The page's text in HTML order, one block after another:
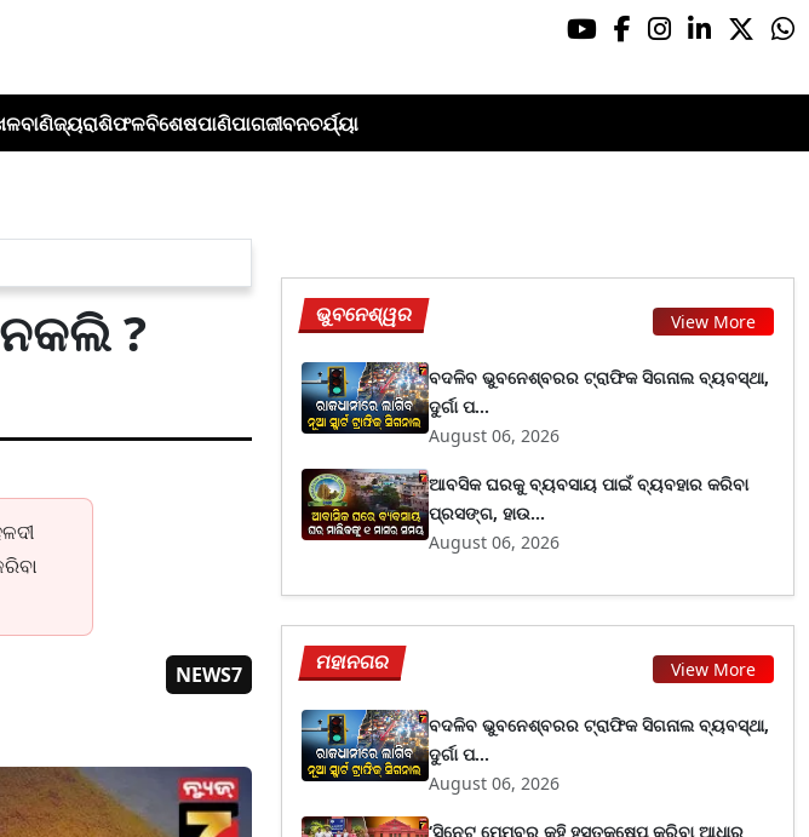
ବାଣିଜ୍ୟରାଶିଫଳବିଶେଷପାଣିପାଗଜୀବନଚର୍ଯ୍ୟା
?
NEWS7
ଭୁବନେଶ୍ୱର View More
ବଦଳିବ ଭୁବନେଶ୍ବରର ଟ୍ରାଫିକ ସିଗନାଲ ବ୍ୟବସ୍ଥା,
ଦୁର୍ଗା ପ...
August 06, 2026
ଆବସିକ ଘରକୁ ବ୍ୟବସାୟ ପାଇଁ ବ୍ୟବହାର କରିବା
ପ୍ରସଙ୍ଗ, ହାଉ...
August 06, 2026
ମହାନଗର View More
ବଦଳିବ ଭୁବନେଶ୍ବରର ଟ୍ରାଫିକ ସିଗନାଲ ବ୍ୟବସ୍ଥା,
ଦୁର୍ଗା ପ...
August 06, 2026
‘ସିନେଟ ମେମ୍ବର କହି ହସ୍ତକ୍ଷେପ କରିବା ଆଧାର